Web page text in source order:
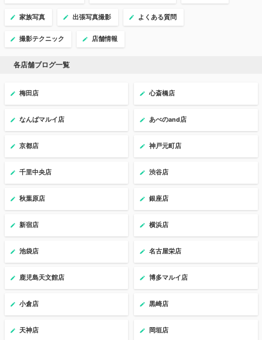
家族写真 出張写真撮影 よくある質問
撮影テクニック 店舗情報
各店舗ブログ一覧
梅田店 心斎橋店
なんばマルイ店 あべのand店
京都店 神戸元町店
千里中央店 渋谷店
秋葉原店 銀座店
新宿店 横浜店
池袋店 名古屋栄店
鹿児島天文館店 博多マルイ店
小倉店 黒崎店
天神店 岡垣店